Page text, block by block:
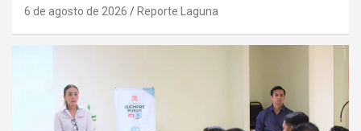
6 de agosto de 2026 Reporte Laguna